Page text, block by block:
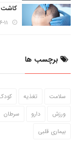
برچسب ها
سلامت تغذیه
ورزش
دارو سرطان
بیماری قلبی